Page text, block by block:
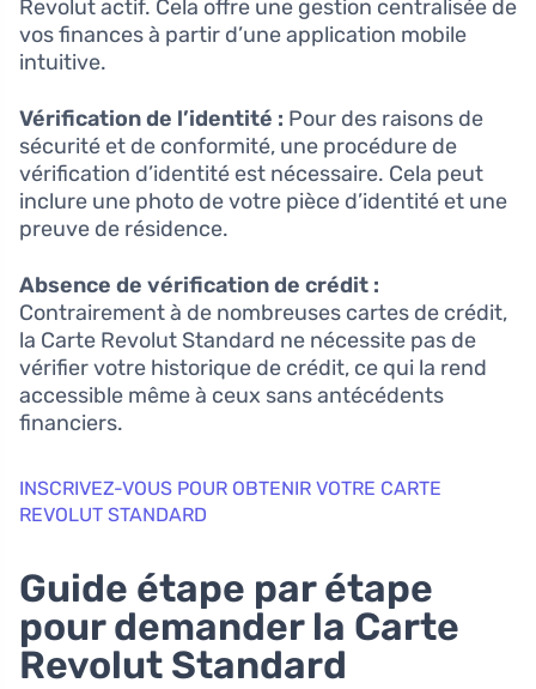
Revolut actif. Cela offre une gestion centralisée de
vos finances à partir d’une application mobile
intuitive.
Vérification de l’identité : Pour des raisons de
sécurité et de conformité, une procédure de
vérification d’identité est nécessaire. Cela peut
inclure une photo de votre pièce d’identité et une
preuve de résidence.
Absence de vérification de crédit :
Contrairement à de nombreuses cartes de crédit,
la Carte Revolut Standard ne nécessite pas de
vérifier votre historique de crédit, ce qui la rend
accessible même à ceux sans antécédents
financiers.
INSCRIVEZ-VOUS POUR OBTENIR VOTRE CARTE
REVOLUT STANDARD
Guide étape par étape
pour demander la Carte
Revolut Standard